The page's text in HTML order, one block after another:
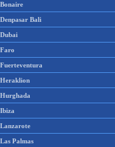
Bali
Palmas